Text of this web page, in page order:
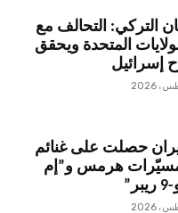
التركي: التحالف مع
المتحدة ويحقق
إسرائيل
حصلت على غنائم
هرمس و”إم